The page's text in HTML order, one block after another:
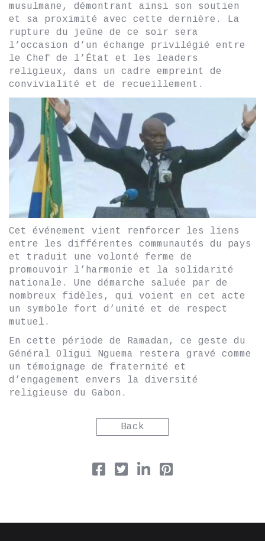
musulmane, démontrant ainsi son soutien
et sa proximité avec cette dernière. La
rupture du jeûne de ce soir sera
l’occasion d’un échange privilégié entre
le Chef de l’État et les leaders
religieux, dans un cadre empreint de
convivialité et de recueillement.
Cet événement vient renforcer les liens
entre les différentes communautés du pays
et traduit une volonté ferme de
promouvoir l’harmonie et la solidarité
nationale. Une démarche saluée par de
nombreux fidèles, qui voient en cet acte
un symbole fort d’unité et de respect
mutuel.
En cette période de Ramadan, ce geste du
Général Oligui Nguema restera gravé comme
un témoignage de fraternité et
d’engagement envers la diversité
religieuse du Gabon.
Back